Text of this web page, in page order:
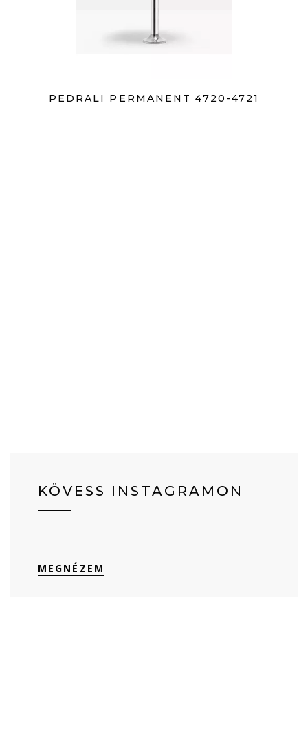
PEDRALI PERMANENT 4720-4721
KÖVESS INSTAGRAMON
MEGNÉZEM